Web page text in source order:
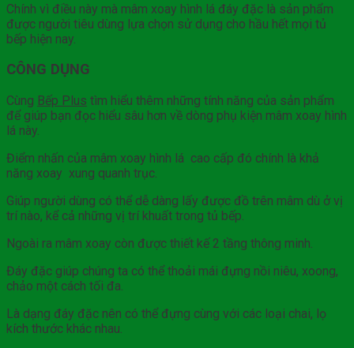
Chính vì điều này mà mâm xoay hình lá đáy đặc là sản phẩm
được người tiêu dùng lựa chọn sử dụng cho hầu hết mọi tủ
bếp hiện nay.
CÔNG DỤNG
Cùng Bếp Plus tìm hiểu thêm những tính năng của sản phẩm
để giúp bạn đọc hiểu sâu hơn về dòng phụ kiện mâm xoay hình
lá này.
Điểm nhấn của mâm xoay hình lá cao cấp đó chính là khả
năng xoay xung quanh trục.
Giúp người dùng có thể dễ dàng lấy được đồ trên mâm dù ở vị
trí nào, kể cả những vị trí khuất trong tủ bếp.
Ngoài ra mâm xoay còn được thiết kế 2 tầng thông minh.
Đáy đặc giúp chúng ta có thể thoải mái đựng nồi niêu, xoong,
chảo một cách tối đa.
Là dạng đáy đặc nên có thể đựng cùng với các loại chai, lọ
kích thước khác nhau.